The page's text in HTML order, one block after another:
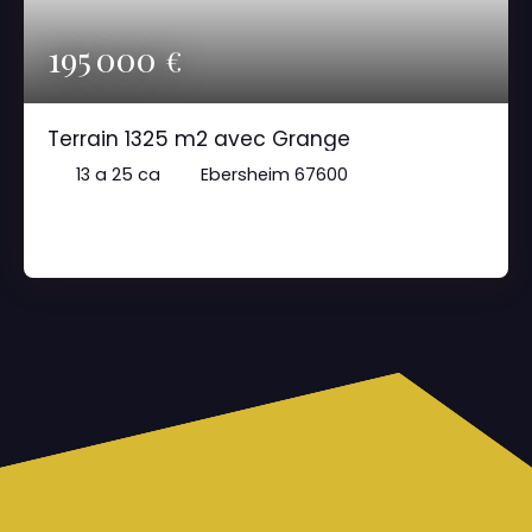
195 000€
Terrain 1325 m2 avec Grange
13 a 25 ca Ebersheim 67600
Terrain Constructible à Vendre
Imaginez-vous en train de construire votre